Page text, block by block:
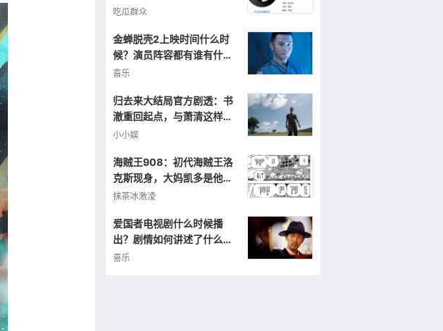
半完整歌词
吃瓜群众
金蝉脱壳2上映时间什么时
候？演员阵容都有谁有什么
看点呢？
喜乐
归去来大结局官方剧透：书
澈重回起点，与萧清这样重
逢
小小娱
海贼王908：初代海贼王洛
克斯现身，大妈凯多是他的
小弟，曾打败罗杰！
抹茶冰激凌
爱国者电视剧什么时候播
出？剧情如何讲述了什么样
的故事？
喜乐